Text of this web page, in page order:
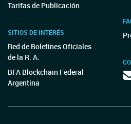
Tarifas de Publicación
SITIOS DE INTERÉS
Red de Boletines Oficiales
de la R. A.
BFA Blockchain Federal
Argentina